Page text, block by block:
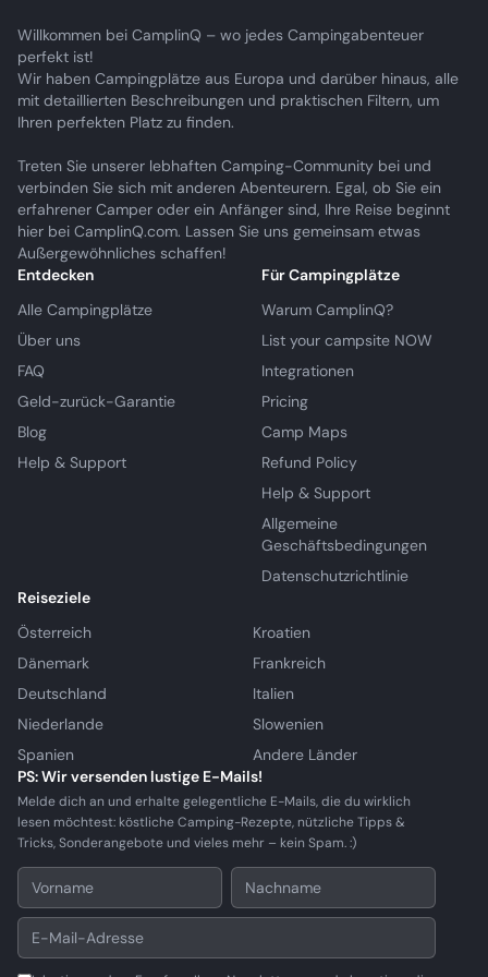
Willkommen bei CamplinQ – wo jedes Campingabenteuer
perfekt ist!
Wir haben Campingplätze aus Europa und darüber hinaus, alle
mit detaillierten Beschreibungen und praktischen Filtern, um
Ihren perfekten Platz zu finden.
Treten Sie unserer lebhaften Camping-Community bei und
verbinden Sie sich mit anderen Abenteurern. Egal, ob Sie ein
erfahrener Camper oder ein Anfänger sind, Ihre Reise beginnt
hier bei CamplinQ.com. Lassen Sie uns gemeinsam etwas
Außergewöhnliches schaffen!
Entdecken
Alle Campingplätze
Über uns
FAQ
Geld-zurück-Garantie
Blog
Help & Support
Für Campingplätze
Warum CamplinQ?
List your campsite NOW
Integrationen
Pricing
Camp Maps
Refund Policy
Help & Support
Allgemeine
Geschäftsbedingungen
Datenschutzrichtlinie
Reiseziele
Österreich
Kroatien
Dänemark
Frankreich
Deutschland
Italien
Niederlande
Slowenien
Spanien
Andere Länder
PS: Wir versenden lustige E-Mails!
Melde dich an und erhalte gelegentliche E-Mails, die du wirklich
lesen möchtest: köstliche Camping-Rezepte, nützliche Tipps &
Tricks, Sonderangebote und vieles mehr – kein Spam. :)